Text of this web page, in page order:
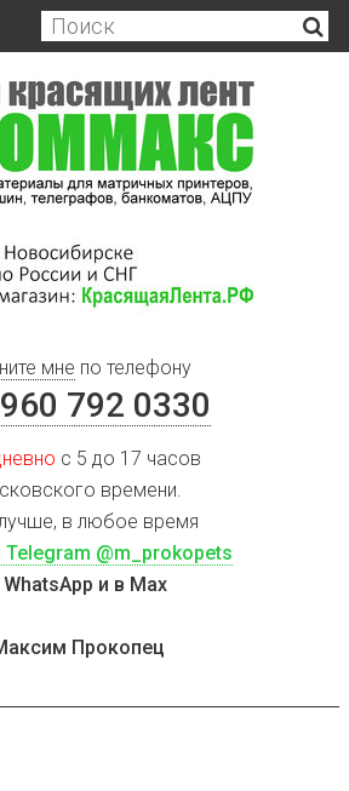
мне по телефону
792 0330
с 5 до 17 часов
времени.
в любое время
Telegram @m_prokopets
WhatsApp и в Max
Прокопец